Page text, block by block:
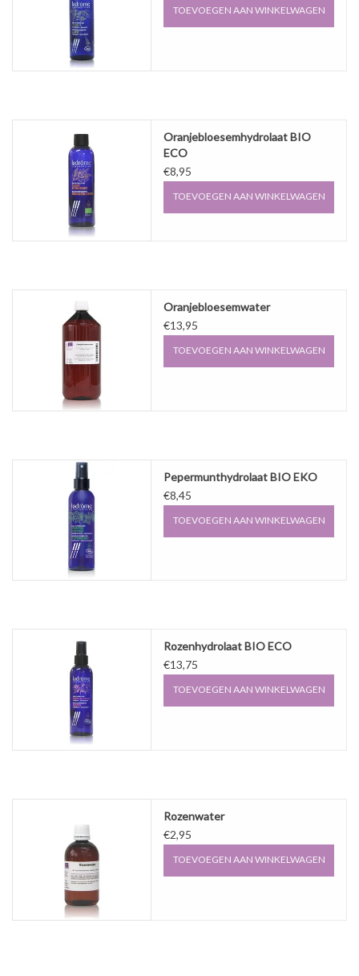
TOEVOEGEN AAN WINKELWAGEN
Oranjebloesemhydrolaat BIO
ECO
€8,95
TOEVOEGEN AAN WINKELWAGEN
Oranjebloesemwater
€13,95
TOEVOEGEN AAN WINKELWAGEN
Pepermunthydrolaat BIO EKO
€8,45
TOEVOEGEN AAN WINKELWAGEN
Rozenhydrolaat BIO ECO
€13,75
TOEVOEGEN AAN WINKELWAGEN
Rozenwater
€2,95
TOEVOEGEN AAN WINKELWAGEN